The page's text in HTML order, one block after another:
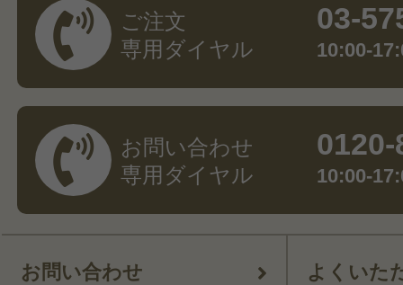
ご注文
専用ダイヤル
03-
10:00-
お問い合わせ
専用ダイヤル
10:00-
お問い合わせ よくいた